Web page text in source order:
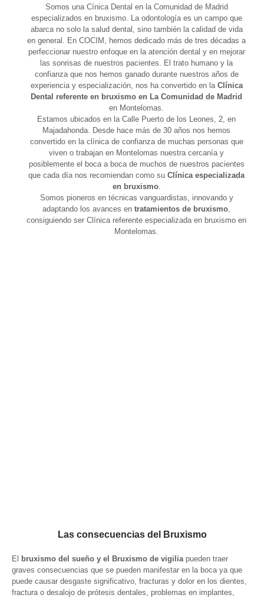
Somos una Cínica Dental en la Comunidad de Madrid
especializados en bruxismo. La odontología es un campo que
abarca no solo la salud dental, sino también la calidad de vida
en general. En COCIM, hemos dedicado más de tres décadas a
perfeccionar nuestro enfoque en la atención dental y en mejorar
las sonrisas de nuestros pacientes. El trato humano y la
confianza que nos hemos ganado durante nuestros años de
experiencia y especialización, nos ha convertido en la Clínica
Dental referente en bruxismo en La Comunidad de Madrid
en Montelomas.
Estamos ubicados en la Calle Puerto de los Leones, 2, en
Majadahonda. Desde hace más de 30 años nos hemos
convertido en la clínica de confianza de muchas personas que
viven o trabajan en Montelomas nuestra cercanía y
posiblemente el boca a boca de muchos de nuestros pacientes
que cada día nos recomiendan como su Clínica especializada
en bruxismo.
Somos pioneros en técnicas vanguardistas, innovando y
adaptando los avances en tratamientos de bruxismo,
consiguiendo ser Clínica referente especializada en bruxismo en
Montelomas.
Las consecuencias del Bruxismo
El bruxismo del sueño y el Bruxismo de vigilia pueden traer
graves consecuencias que se pueden manifestar en la boca ya que
puede causar desgaste significativo, fracturas y dolor en los dientes,
fractura o desalojo de prótesis dentales, problemas en implantes,